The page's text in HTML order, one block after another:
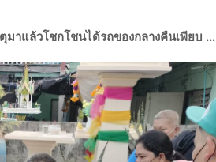
มาแล้วโชกโชนได้รถของกลางคืนเพียบ ...